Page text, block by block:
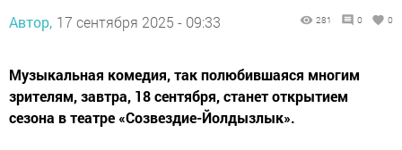
Автор, 17 сентября 2025 - 09:33 281 0 0
Музыкальная комедия, так полюбившаяся многим
зрителям, завтра, 18 сентября, станет открытием
сезона в театре «Созвездие-Йолдызлык».